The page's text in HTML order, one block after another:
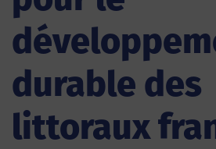
durable des
littoraux